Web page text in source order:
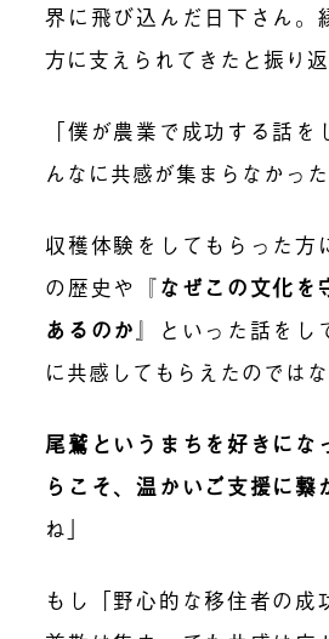
界に飛び込んだ日下さん。
方に支えられてきたと振り返
「僕が農業で成功する話を
んなに共感が集まらなかった
収穫体験をしてもらった方
の歴史や『なぜこの文化を
あるのか 』といった話をし
に共感してもらえたのではな
尾鷲というまちを好きにな
らこそ、温かいご支援に繋
ね」
もし「野心的な移住者の成